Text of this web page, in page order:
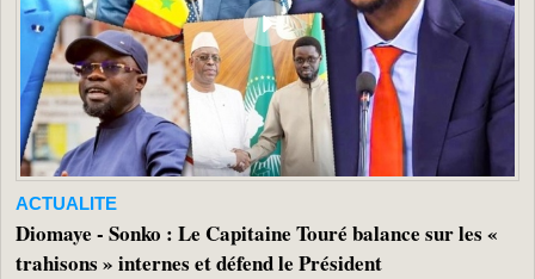
ACTUALITE
Diomaye - Sonko : Le Capitaine Touré balance sur les «
trahisons » internes et défend le Président